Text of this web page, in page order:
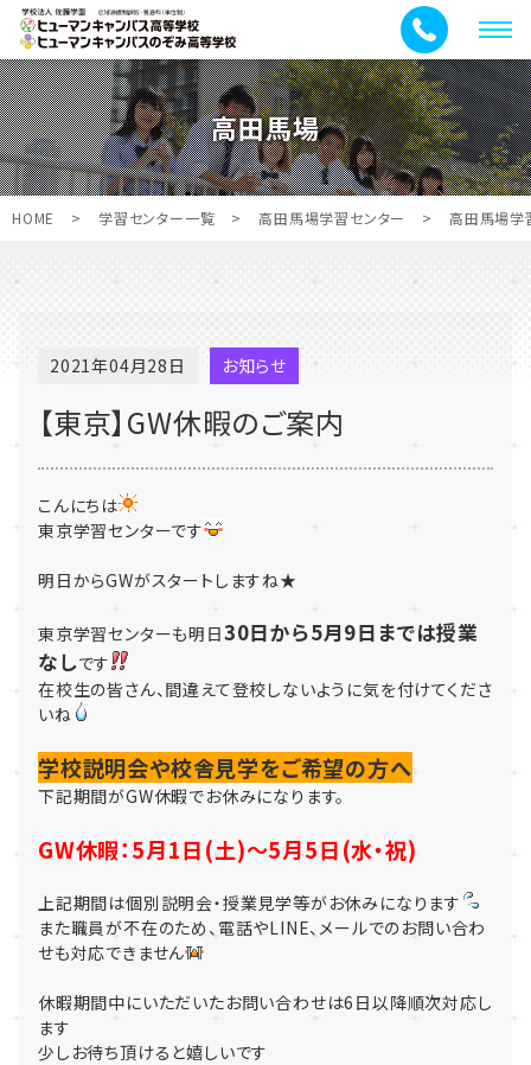
メ
ニ
ュ
ー
高田馬場
HOME > 学習センター一覧 > 高田馬場学習センター > 高田馬場学
2021年04月28日 お知らせ
【東京】GW休暇のご案内
こんにちは
東京学習センターです
明日からGWがスタートしますね★
東京学習センターも明日30日から5月9日までは授業
なしです
在校生の皆さん、間違えて登校しないように気を付けてくださ
いね
学校説明会や校舎見学をご希望の方へ
下記期間がGW休暇でお休みになります。
GW休暇：5月1日(土)～5月5日(水・祝)
上記期間は個別説明会・授業見学等がお休みになります
また職員が不在のため、電話やLINE、メールでのお問い合わ
せも対応できません
休暇期間中にいただいたお問い合わせは6日以降順次対応し
ます
少しお待ち頂けると嬉しいです